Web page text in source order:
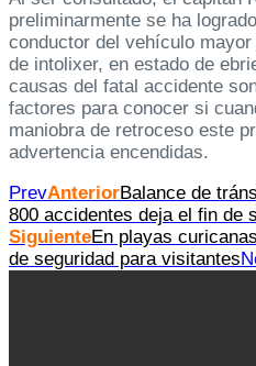
preliminarmente se ha
conductor del vehículo
de intolixer, en estado de
causas del fatal accidente
factores para conocer si
maniobra de retroceso este
advertencia encendidas.
PrevAnteriorBalance de
800 accidentes deja el fin de
SiguienteEn playas
de seguridad para visitantes